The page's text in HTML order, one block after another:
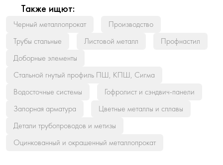
Также ищют:
Черный металлопрокат
Производство
Трубы стальные
Листовой металл
Профнастил
Доборные элементы
Стальной гнутый профиль ПШ, КПШ, Сигма
Водосточные системы
Гофролист и сэндвич-панели
Запорная арматура
Цветные металлы и сплавы
Детали трубопроводов и метизы
Оцинкованный и окрашенный металлопрокат